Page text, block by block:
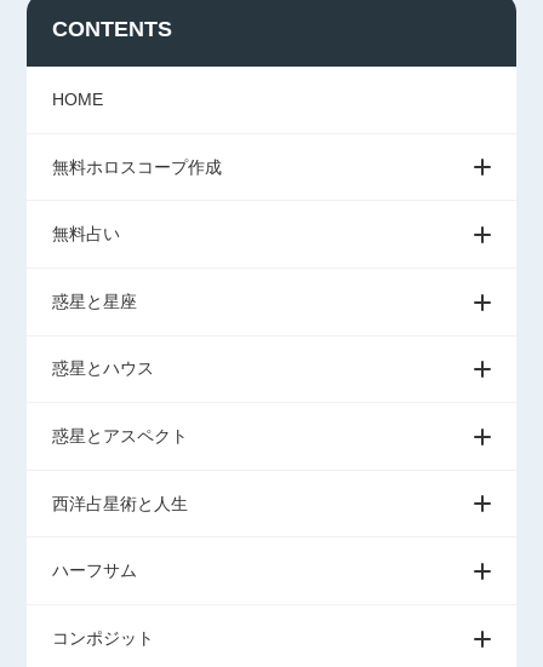
CONTENTS
HOME
無料ホロスコープ作成
無料占い
惑星と星座
惑星とハウス
惑星とアスペクト
西洋占星術と人生
ハーフサム
コンポジット